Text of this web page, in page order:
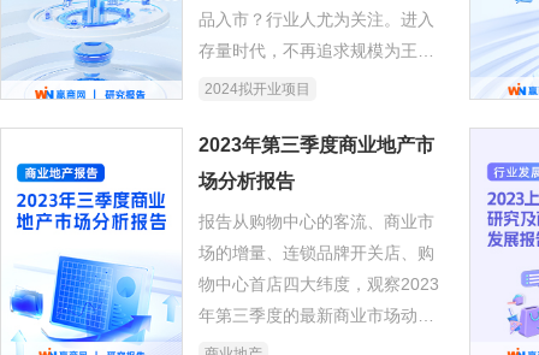
品入市？行业人尤为关注。进入
存量时代，不再追求规模为王，
但港资、外资巨头加速中国内地
下，高线级城市依旧是新项目必
争之地；开放式街区、非标商
2024拟开业项目
2023年第三季度商业地产市
场分析报告
报告从购物中心的客流、商业市
场的增量、连锁品牌开关店、购
物中心首店四大纬度，观察2023
年第三季度的最新商业市场动态
及最新的商业趋势。